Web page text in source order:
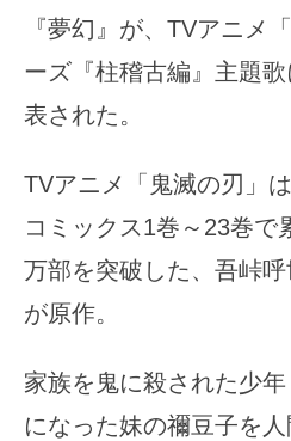
『夢幻』が、TVアニメ
ーズ『柱稽古編』主題
表された。
TVアニメ「鬼滅の刃」
コミックス1巻～23巻で
万部を突破した、吾峠
が原作。
家族を鬼に殺された少
になった妹の禰豆子を